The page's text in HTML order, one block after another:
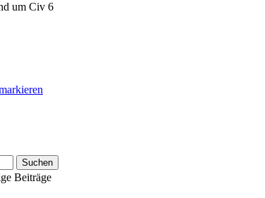
um Civ 6
Beiträge